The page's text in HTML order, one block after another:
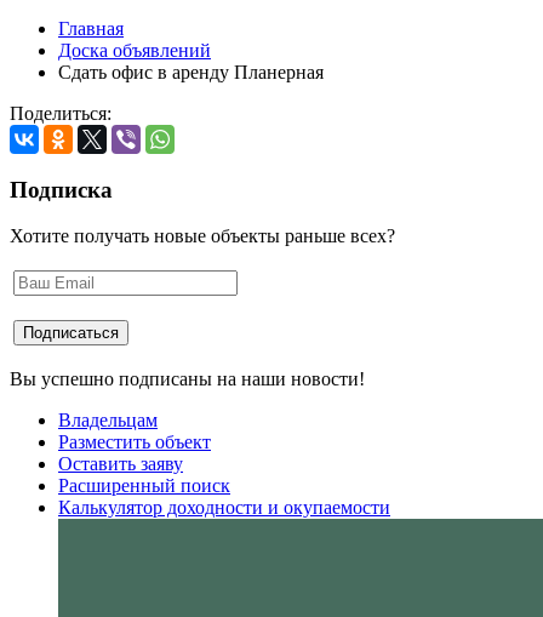
Главная
Доска объявлений
Сдать офис в аренду Планерная
Поделиться:
Подписка
Хотите получать новые объекты раньше всех?
Вы успешно подписаны на наши новости!
Владельцам
Разместить объект
Оставить заяву
Расширенный поиск
Калькулятор доходности и окупаемости